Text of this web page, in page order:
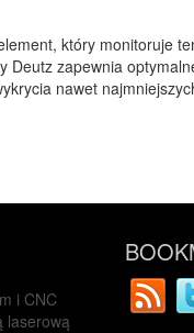
który monitoruje
zapewnia
nawet
i CNC
laserową